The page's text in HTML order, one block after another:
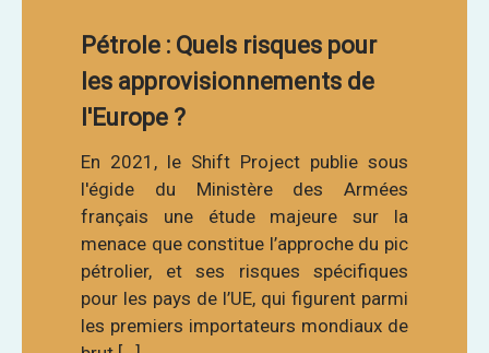
Pétrole : Quels risques pour
les approvisionnements de
l'Europe ?
En 2021, le Shift Project publie sous
l'égide du Ministère des Armées
français une étude majeure sur la
menace que constitue l’approche du pic
pétrolier, et ses risques spécifiques
pour les pays de l’UE, qui figurent parmi
les premiers importateurs mondiaux de